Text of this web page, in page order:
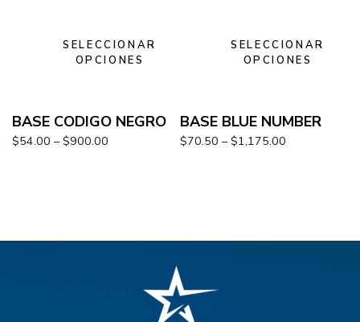
SELECCIONAR
OPCIONES
BASE CODIGO NEGRO
$54.00 – $900.00
SELECCIONAR
OPCIONES
BASE BLUE NUMBER
$70.50 – $1,175.00